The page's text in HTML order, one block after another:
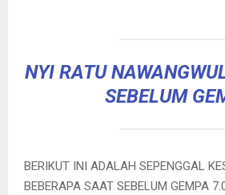
NYI RATU
SEBELUM
BERIKUT INI ADALAH SEPENGGAL
BEBERAPA SAAT SEBELUM GEMPA